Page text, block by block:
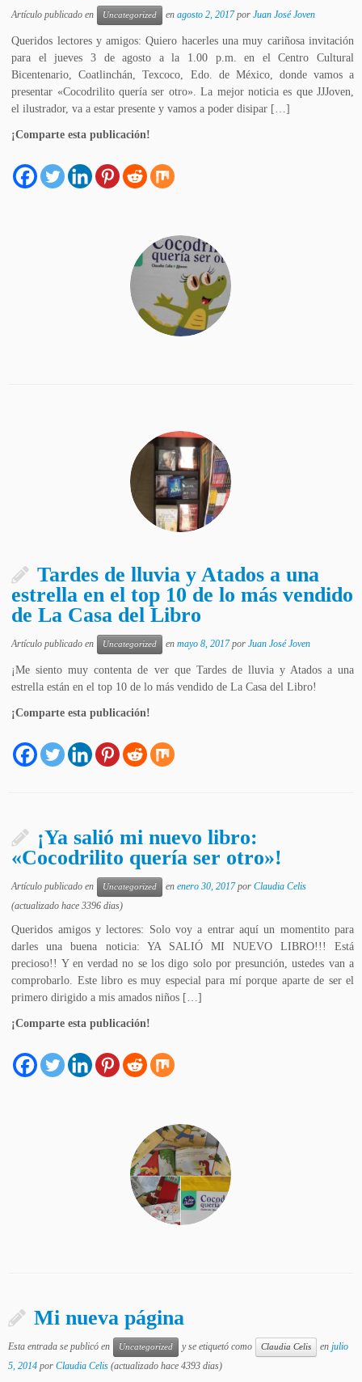
Artículo publicado en Uncategorized enagosto 2, 2017 porJuan José Joven
Queridos lectores y amigos: Quiero hacerles una muy cariñosa invitación
para el jueves 3 de agosto a la 1.00 p.m. en el Centro Cultural
Bicentenario, Coatlinchán, Texcoco, Edo. de México, donde vamos a
presentar «Cocodrilito quería ser otro». La mejor noticia es que JJJoven,
el ilustrador, va a estar presente y vamos a poder disipar […]
¡Comparte esta publicación!
Tardes de lluvia y Atados a una
estrella en el top 10 de lo más vendido
de La Casa del Libro
Artículo publicado en Uncategorized enmayo 8, 2017 porJuan José Joven
¡Me siento muy contenta de ver que Tardes de lluvia y Atados a una
estrella están en el top 10 de lo más vendido de La Casa del Libro!
¡Comparte esta publicación!
¡Ya salió mi nuevo libro:
«Cocodrilito quería ser otro»!
Artículo publicado en Uncategorized enenero 30, 2017 porClaudia Celis
(actualizado hace 3396 dias)
Queridos amigos y lectores: Solo voy a entrar aquí un momentito para
darles una buena noticia: YA SALIÓ MI NUEVO LIBRO!!! Está
precioso!! Y en verdad no se los digo solo por presunción, ustedes van a
comprobarlo. Este libro es muy especial para mí porque aparte de ser el
primero dirigido a mis amados niños […]
¡Comparte esta publicación!
Mi nueva página
Esta entrada se publicó en Uncategorized y se etiquetó como Claudia Celis en julio
5, 2014 por Claudia Celis (actualizado hace 4393 dias)